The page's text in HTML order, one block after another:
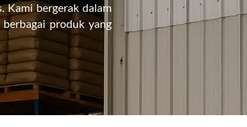
Kami bergerak dalam
produk yang